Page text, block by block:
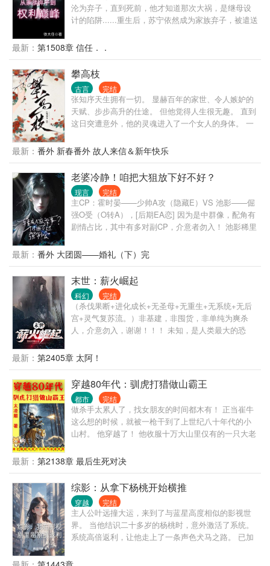
沦为弃子，直到死前，他才知道那次大祸，是继母设
计的陷阱......重生后，苏宁依然成为家族弃子，被遣送
有触及的权利巅峰，但随即而来的却是步步危机......
最新： 第1508章 信任．．
攀高枝
古言 完结
张知序天生拥有一切。 显赫百年的家世、令人嫉妒的
天赋、步步高升的仕途。 但他觉得人生很无趣。 直到
这日突遭意外，他的灵魂进入了一个女人的身体。 一
香从乡下千里迢迢赶来上京，就是想凭着姿色嫁贵
门。 她贪慕富贵、她阿谀奉承、她拜高踩低、她唯利
是图。 结果用尽一切手段，却还是没能得到心上人的
青睐。 心灰意冷的陈宝香正打算回乡下去，谁料脑海
里突然出现了一个男人的声音： “照我说的去做，保你
飞上枝头。” · 世家富贵男主魂移贪财女主身体里、与
她共用躯体，替她开挂攀高枝的故事。
最新： 番外 新春番外 故人来信＆新年快乐
老婆冷静！咱把大狙放下好不好？
现言 完结
主CP：霍时晏——少帅A攻（隐藏E）VS 池影——倔
强O受（O转A），[后期EA恋] 因为是中群像，配角有
剧情占比，其中有多对副CP，介意者勿入！ 池影稀里
后，发现这个不友好的鬼世界，好像只针对他。 跟他
一起穿越的室友，不是alpha就是beta，凭什么他一个
大直男却是omega，他真的承受不来啊！ 不过好在，
迟来的金手指也是手指，他来个逆天改命，变成alpha
总行了吧！ 只是他没想到，这依然逃脱不了那个混蛋
的魔爪。 某腹黑的军团少帅，勾唇无情嘲笑：“宝贝，
有件事忘了告诉你，我是Enigma，你现在可是我的专
属omega了，我说过你逃不掉的！” “是吗？”池影拿大
霍少帅：“夫人冷静点，我要是死了，你可成鳏夫了！”
池影：“无所谓，再找一个。” ”霍少帅：“你敢！” 但是
事实证明，霍少帅的确拿他没办法，只能将他宠到骨
子里，他在想这样的话，这家伙就不会离开他了吧？
最新： 番外 大团圆——婚礼（下）完
末世：薪火崛起
科幻 完结
（杀伐果断+进化成长+无圣母+无重生+无系统+无后
宫+灵气复苏流。）非基建，非囤货，非单纯为爽杀
人，介意勿入，谢谢！！！ 未知，是人类最大的恐
王炜去参观博物馆，不曾想遇到了史无前例的大暴
雨，被困在博物馆。 暴雨过后，世界变了。 被污染的
人类，可怕的怪物，神秘的种族接踵而至，一次又一
次打破他的认知。 为了活下去，没有食物怎么办？饥
渴难耐的他把目光看向了老鼠…… 王炜嘴里嚼着老鼠
肉，惊奇的发现，原来吃老鼠能变强？ 他目光幽幽，
泛着绿光，看向其他的老鼠…… 文明的种子，终将化
为点点星火，连绵不断，席卷星空。
最新： 第2405章 太阿！
穿越80年代：驯虎打猎做山霸王
都市 完结
做杀手太累人了，找女朋友的时间都木有！ 正当崔牛
这么想的时候，就被一枪干到了上世纪八十年代的小
山村。 他穿越了！ 他收服十万大山里仅有的一只大老
衣做饭料理家务，让他舒舒服服。 伶俐可爱的小姨
子，为他到处跑腿刺探情报。 天不怕地不怕的小舅
子，做他的跟班上山打狼下河擒鳄！ 原身崔牛，是个
软蛋，在村里受尽欺负。 现在，只有崔牛欺负别人的
份。 老子不单单要做猎人，还要做山霸王！ 我的地盘
我做主，不是我的地盘，就把它变成我的地盘！ 十万
大山，慢慢成为崔牛的私家猎场！ 他打猎的名声，都
传海外去了。 俄：“我们这边黑熊泛滥啊，上百万只都
最新： 第2138章 最后生死对决
综影：从拿下杨桃开始横推
穿越 完结
主人公叶远撞大运，来到了与蓝星高度相似的影视世
界。 当他结识二十多岁的杨桃时，意外激活了系统。
系统高倍返利，让他走上了一条声色犬马之路。 已加